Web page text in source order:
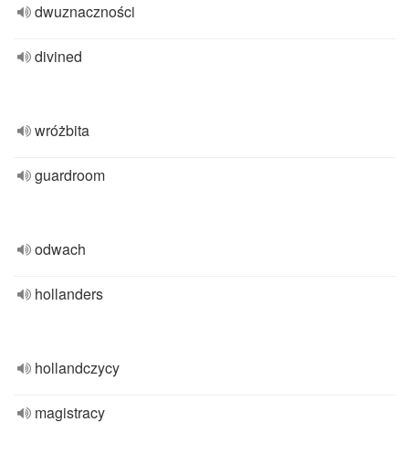
dwuznaczności
divined
wróżbita
guardroom
odwach
hollanders
hollandczycy
magistracy